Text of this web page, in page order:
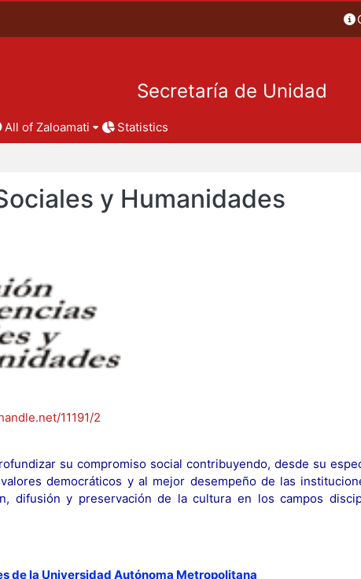
Secretaría de Unidad
All of Zaloamati Statistics
y Humanidades
11191/2
su compromiso social contribuyendo, desde su
democráticos y al mejor desempeño de las
difusión y preservación de la cultura en los campos
de la Universidad Autónoma Metropolitana